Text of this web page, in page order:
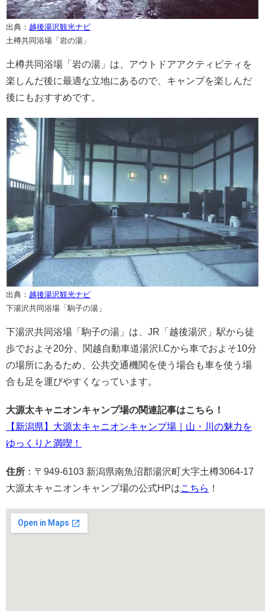
出典： 越後湯沢観光ナビ
土樽共同浴場「岩の湯」
土樽共同浴場「岩の湯」は、アウトドアアクティビティを
楽しんだ後に最適な立地にあるので、キャンプを楽しんだ
後にもおすすめです。
出典： 越後湯沢観光ナビ
下湯沢共同浴場「駒子の湯」
下湯沢共同浴場「駒子の湯」は、JR「越後湯沢」駅から徒
歩でおよそ20分、関越自動車道湯沢I.Cから車でおよそ10分
の場所にあるため、公共交通機関を使う場合も車を使う場
合も足を運びやすくなっています。
大源太キャニオンキャンプ場の関連記事はこちら！
【新潟県】 大源太キャニオンキャンプ場｜山・川の魅力を
ゆっくりと満喫！
住所 ：〒949-6103 新潟県南魚沼郡湯沢町大字土樽3064-17
大源太キャニオンキャンプ場の公式HPはこちら ！